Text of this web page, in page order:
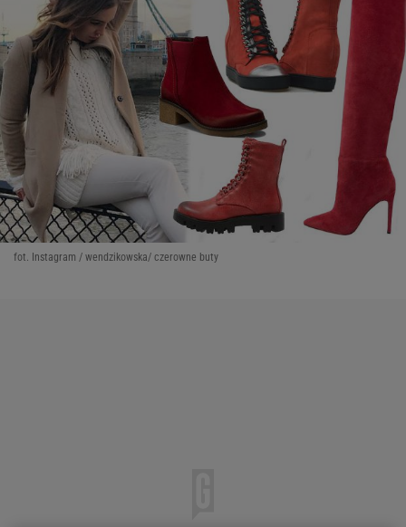
fot. Instagram / wendzikowska/ czerowne buty